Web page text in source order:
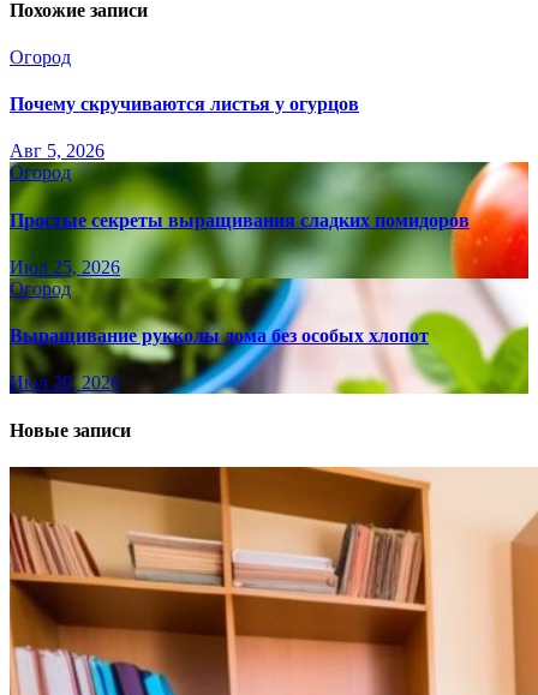
Похожие записи
Огород
Почему скручиваются листья у огурцов
Авг 5, 2026
Огород
Простые секреты выращивания сладких помидоров
Июл 25, 2026
Огород
Выращивание рукколы дома без особых хлопот
Июл 20, 2026
Новые записи